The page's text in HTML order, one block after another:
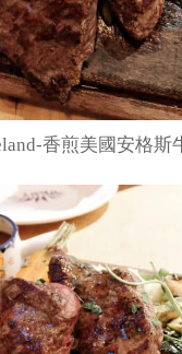
香煎美國安格斯